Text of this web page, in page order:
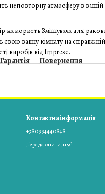
неповторну атмосферу в вашій
на користь Змішувача для
свою ванну кімнату на
виробів від Imprese.
Гарантія Повернення
Контактна інформація
+380994440848
Передзвонити вам?